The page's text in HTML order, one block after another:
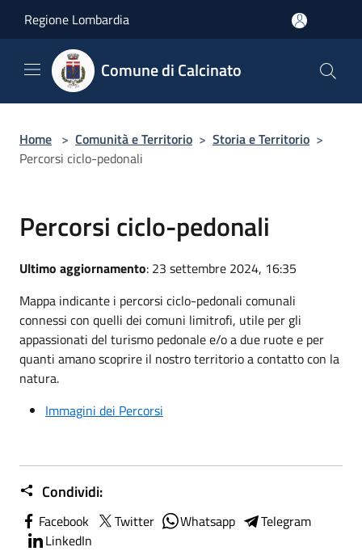
Regione Lombardia
Comune di Calcinato
Home > Comunità e Territorio > Storia e Territorio >
Percorsi ciclo-pedonali
Percorsi ciclo-pedonali
Ultimo aggiornamento: 23 settembre 2024, 16:35
Mappa indicante i percorsi ciclo-pedonali comunali
connessi con quelli dei comuni limitrofi, utile per gli
appassionati del turismo pedonale e/o a due ruote e per
quanti amano scoprire il nostro territorio a contatto con la
natura.
Immagini dei Percorsi
Condividi:
Facebook Twitter Whatsapp
Telegram
LinkedIn